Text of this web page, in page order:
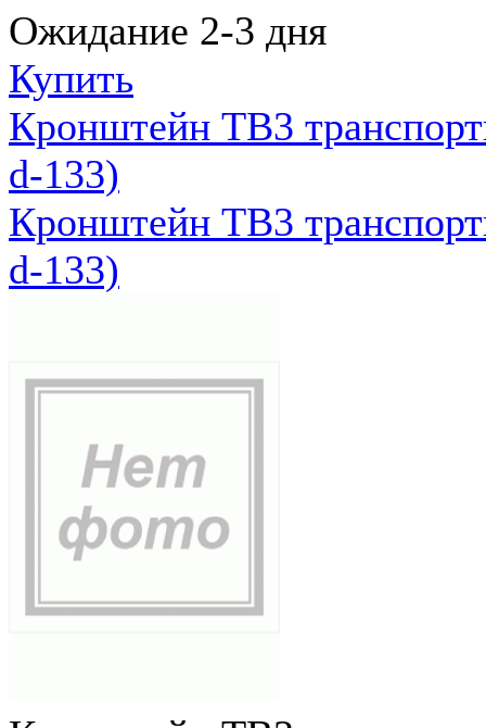
Ожидание 2-3 дня
Купить
Кронштейн ТВ3
d-133)
Кронштейн ТВ3
d-133)